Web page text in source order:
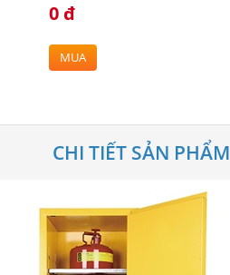
0 đ
MUA
CHI TIẾT SẢN PHẨM